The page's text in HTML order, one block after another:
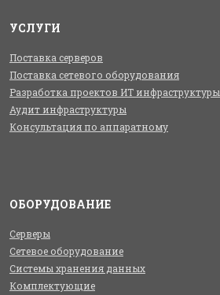
УСЛУГИ
Поставка серверов
Поставка сетевого оборудования
Разработка проектов ИТ инфраструктуры
Аудит инфраструктуры
Консультация по аппаратному
ОБОРУДОВАНИЕ
Серверы
Сетевое оборудование
Системы хранения данных
Комплектующие